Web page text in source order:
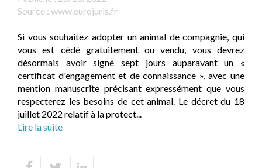
Source : www.eurojuris.fr
Si vous souhaitez adopter un animal de compagnie, qui
vous est cédé gratuitement ou vendu, vous devrez
désormais avoir signé sept jours auparavant un «
certificat d'engagement et de connaissance », avec une
mention manuscrite précisant expressément que vous
respecterez les besoins de cet animal. Le décret du 18
juillet 2022 relatif à la protect...
Lire la suite